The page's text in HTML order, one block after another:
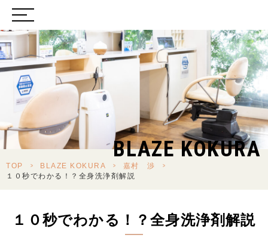
BLAZE KOKURA
TOP > BLAZE KOKURA > 嘉村 渉
>
１０秒でわかる！？全身洗浄剤解説
１０秒でわかる！？全身洗浄剤解説